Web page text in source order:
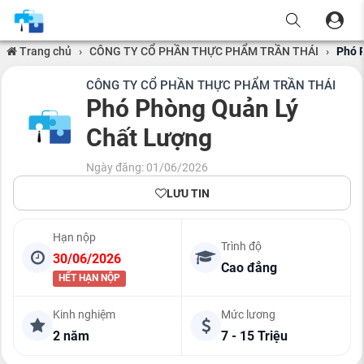
Trang chủ › CÔNG TY CỔ PHẦN THỰC PHẨM TRẦN THÁI › Phó
CÔNG TY CỔ PHẦN THỰC PHẨM TRẦN THÁI
Phó Phòng Quản Lý
Chất Lượng
Ngày đăng: 01/06/2026
LƯU TIN
Hạn nộp
30/06/2026
HẾT HẠN NỘP
Trình độ
Cao đẳng
Kinh nghiệm
2 năm
Mức lương
7 - 15 Triệu